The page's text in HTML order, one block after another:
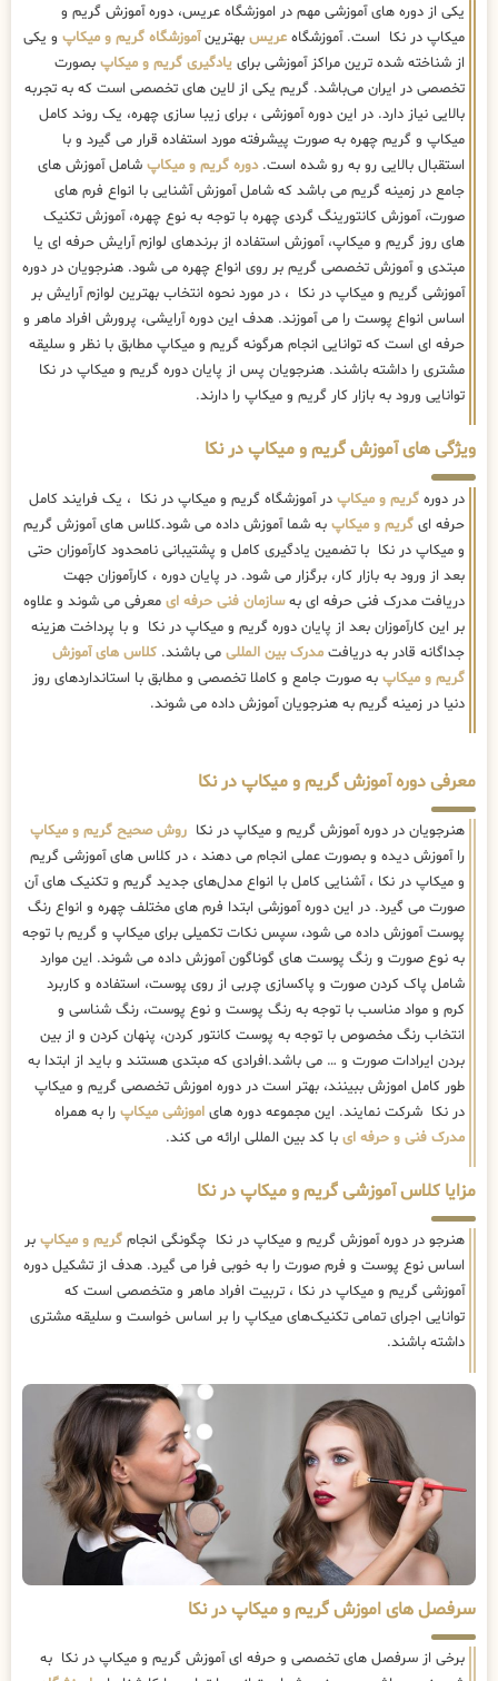
یکی از دوره های آموزشی مهم در اموزشگاه عریس، دوره آموزش گریم و
میکاپ در نکا است. آموزشگاه عریس بهترینآموزشگاه گریم و میکاپ و یکی
از شناخته شده ترین مراکز آموزشی برای یادگیری گریم و میکاپ بصورت
تخصصی در ایران می‌باشد. گریم یکی از لاین های تخصصی است که به تجربه
بالایی نیاز دارد. در این دوره آموزشی ، برای زیبا سازی چهره، یک روند کامل
میکاپ و گریم چهره به صورت پیشرفته مورد استفاده قرار می گیرد و با
استقبال بالایی رو به رو شده است.دوره گریم و میکاپ شامل آموزش های
جامع در زمینه گریم می باشد که شامل آموزش آشنایی با انواع فرم های
صورت، آموزش کانتورینگ گردی چهره با توجه به نوع چهره، آموزش تکنیک
های روز گریم و میکاپ، آموزش استفاده از برندهای لوازم آرایش حرفه ای یا
مبتدی و آموزش تخصصی گریم بر روی انواع چهره می شود. هنرجویان در دوره
آموزشی گریم و میکاپ در نکا ، در مورد نحوه انتخاب بهترین لوازم آرایش بر
اساس انواع پوست را می آموزند. هدف این دوره آرایشی، پرورش افراد ماهر و
حرفه ای است که توانایی انجام هرگونه گریم و میکاپ مطابق با نظر و سلیقه
مشتری را داشته باشند. هنرجویان پس از پایان دوره گریم و میکاپ در نکا
توانایی ورود به بازار کار گریم و میکاپ را دارند.
ویژگی های آموزش گریم و میکاپ در نکا
در دوره گریم و میکاپ در آموزشگاه گریم و میکاپ در نکا ، یک فرایند کامل
حرفه ای گریم و میکاپ به شما آموزش داده می شود.کلاس های آموزش گریم
و میکاپ در نکا با تضمین یادگیری کامل و پشتیبانی نامحدود کارآموزان حتی
بعد از ورود به بازار کار، برگزار می شود. در پایان دوره ، کارآموزان جهت
دریافت مدرک فنی حرفه ای بهسازمان فنی حرفه ای معرفی می شوند و علاوه
بر این کارآموزان بعد از پایان دوره گریم و میکاپ در نکا و با پرداخت هزینه
جداگانه قادر به دریافت مدرک بین المللی می باشند. کلاس های آموزش
گریم و میکاپ به صورت جامع و کاملا تخصصی و مطابق با استانداردهای روز
دنیا در زمینه گریم به هنرجویان آموزش داده می شوند.
معرفی دوره آموزش گریم و میکاپ در نکا
هنرجویان در دوره آموزش گریم و میکاپ در نکا روش صحیح گریم و میکاپ
را آموزش دیده و بصورت عملی انجام می دهند ، در کلاس های آموزشی گریم
و میکاپ در نکا ، آشنایی کامل با انواع مدل‌های جدید گریم و تکنیک های آن
صورت می گیرد. در این دوره آموزشی ابتدا فرم های مختلف چهره و انواع رنگ
پوست آموزش داده می شود، سپس نکات تکمیلی برای میکاپ و گریم با توجه
به نوع صورت و رنگ پوست های گوناگون آموزش داده می شوند. این موارد
شامل پاک کردن صورت و پاکسازی چربی از روی پوست، استفاده و کاربرد
کرم و مواد مناسب با توجه به رنگ پوست و نوع پوست، رنگ شناسی و
انتخاب رنگ مخصوص با توجه به پوست کانتور کردن، پنهان کردن و از بین
بردن ایرادات صورت و … می باشد.افرادی که مبتدی هستند و باید از ابتدا به
طور کامل اموزش ببینند، بهتر است در دوره اموزش تخصصی گریم و میکاپ
در نکا شرکت نمایند. این مجموعه دوره های اموزشی میکاپ را به همراه
مدرک فنی و حرفه ای با کد بین المللی ارائه می کند.
مزایا کلاس آموزشی گریم و میکاپ در نکا
هنرجو در دوره آموزش گریم و میکاپ در نکا چگونگی انجام گریم و میکاپ بر
اساس نوع پوست و فرم صورت را به خوبی فرا می گیرد. هدف از تشکیل دوره
آموزشی گریم و میکاپ در نکا ، تربیت افراد ماهر و متخصصی است که
توانایی اجرای تمامی تکنیک‌های میکاپ را بر اساس خواست و سلیقه مشتری
داشته باشند.
سرفصل های اموزش گریم و میکاپ در نکا
برخی از سرفصل های تخصصی و حرفه ای آموزش گریم و میکاپ در نکا به